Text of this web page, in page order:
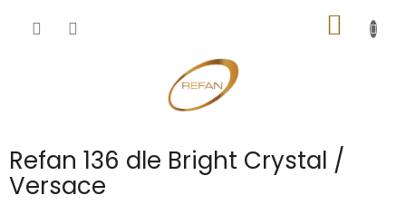
KOŠÍK
Refan 136 dle Bright Crystal /
Versace